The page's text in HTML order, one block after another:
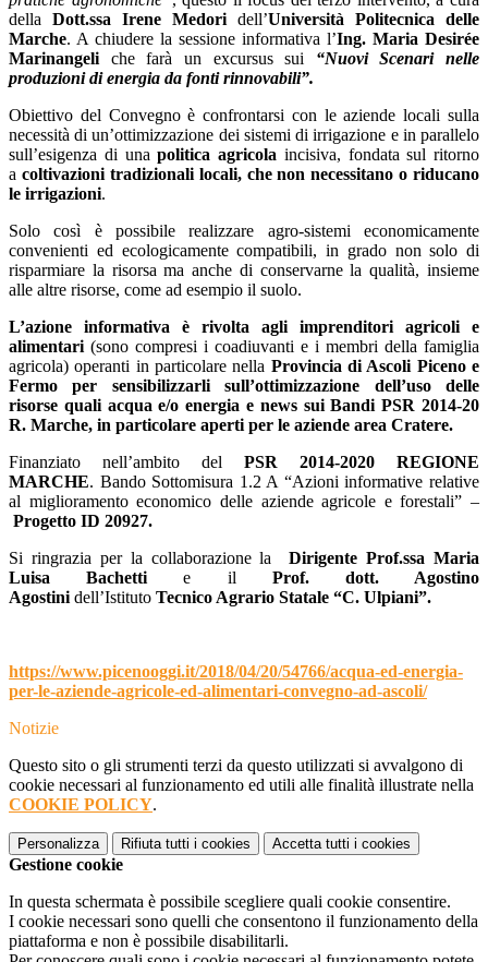
della Dott.ssa Irene Medori dell’Università Politecnica delle
Marche. A chiudere la sessione informativa l’Ing. Maria Desirée
Marinangeli che farà un excursus sui “Nuovi Scenari nelle
produzioni di energia da fonti rinnovabili”.
Obiettivo del Convegno è confrontarsi con le aziende locali sulla
necessità di un’ottimizzazione dei sistemi di irrigazione e in parallelo
sull’esigenza di unapolitica agricola incisiva, fondata sul ritorno
a coltivazioni tradizionali locali, che non necessitano o riducano
le irrigazioni.
Solo così è possibile realizzare agro-sistemi economicamente
convenienti ed ecologicamente compatibili, in grado non solo di
risparmiare la risorsa ma anche di conservarne la qualità, insieme
alle altre risorse, come ad esempio il suolo.
L’azione informativa è rivolta agli imprenditori agricoli e
alimentari (sono compresi i coadiuvanti e i membri della famiglia
agricola) operanti in particolare nella Provincia di Ascoli Piceno e
Fermo per sensibilizzarli sull’ottimizzazione dell’uso delle
risorse quali acqua e/o energia e news sui Bandi PSR 2014-20
R. Marche, in particolare aperti per le aziende area Cratere.
Finanziato nell’ambito del PSR 2014-2020 REGIONE
MARCHE. Bando Sottomisura 1.2 A “Azioni informative relative
al miglioramento economico delle aziende agricole e forestali” –
Progetto ID 20927.
Si ringrazia per la collaborazione laDirigente Prof.ssa Maria
Luisa Bachettie il Prof. dott. Agostino
Agostini dell’Istituto Tecnico Agrario Statale “C. Ulpiani”.
https://www.picenooggi.it/2018/04/20/54766/acqua-ed-energia-
per-le-aziende-agricole-ed-alimentari-convegno-ad-ascoli/
Notizie
Questo sito o gli strumenti terzi da questo utilizzati si avvalgono di
cookie necessari al funzionamento ed utili alle finalità illustrate nella
COOKIE POLICY.
Personalizza Rifiuta tutti i cookies Accetta tutti i cookies
Gestione cookie
In questa schermata è possibile scegliere quali cookie consentire.
I cookie necessari sono quelli che consentono il funzionamento della
piattaforma e non è possibile disabilitarli.